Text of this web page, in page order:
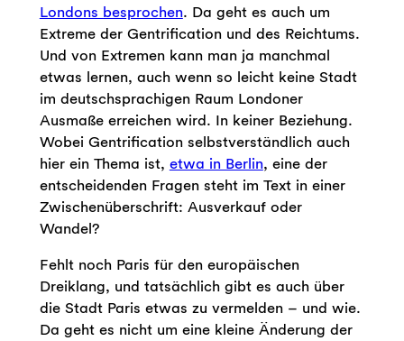
Londons besprochen. Da geht es auch um
Extreme der Gentrification und des Reichtums.
Und von Extremen kann man ja manchmal
etwas lernen, auch wenn so leicht keine Stadt
im deutschsprachigen Raum Londoner
Ausmaße erreichen wird. In keiner Beziehung.
Wobei Gentrification selbstverständlich auch
hier ein Thema ist, etwa in Berlin, eine der
entscheidenden Fragen steht im Text in einer
Zwischenüberschrift: Ausverkauf oder
Wandel?
Fehlt noch Paris für den europäischen
Dreiklang, und tatsächlich gibt es auch über
die Stadt Paris etwas zu vermelden – und wie.
Da geht es nicht um eine kleine Änderung der